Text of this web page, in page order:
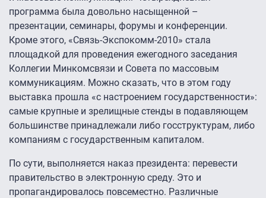
программа была довольно насыщенной –
презентации, семинары, форумы и конференции.
Кроме этого, «Связь-Экспокомм-2010» стала
площадкой для проведения ежегодного заседания
Коллегии Минкомсвязи и Совета по массовым
коммуникациям. Можно сказать, что в этом году
выставка прошла «с настроением государственности»:
самые крупные и зрелищные стенды в подавляющем
большинстве принадлежали либо госструктурам, либо
компаниям с государственным капиталом.
По сути, выполняется наказ президента: перевести
правительство в электронную среду. Это и
пропагандировалось повсеместно. Различные